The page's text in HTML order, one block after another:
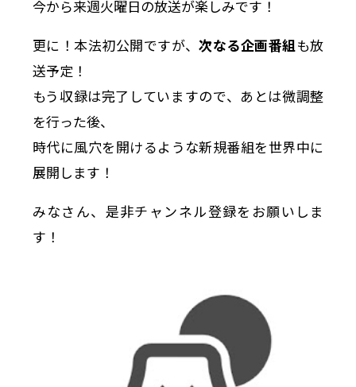
今から来週火曜日の放送が楽しみです！
更に！本法初公開ですが、次なる企画番組も放
送予定！
もう収録は完了していますので、あとは微調整
を行った後、
時代に風穴を開けるような新規番組を世界中に
展開します！
みなさん、是非チャンネル登録をお願いしま
す！